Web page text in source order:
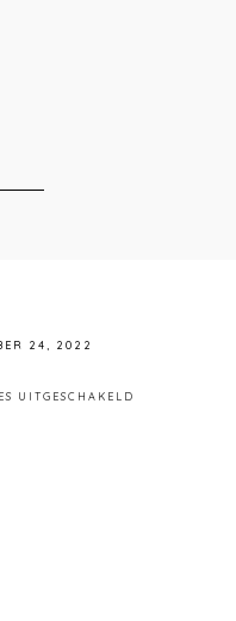
24, 2022
UITGESCHAKELD